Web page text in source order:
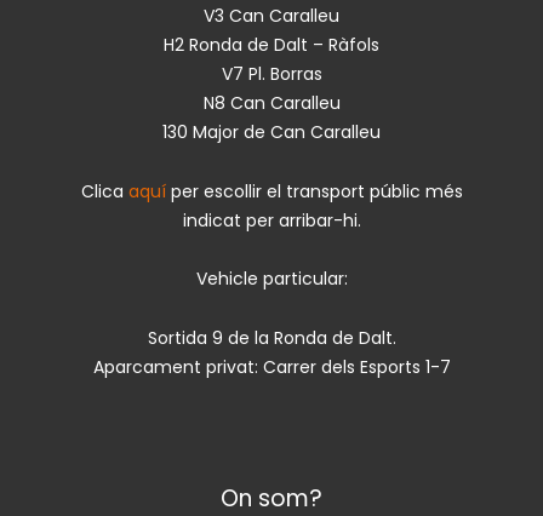
V3 Can Caralleu
H2 Ronda de Dalt – Ràfols
V7 Pl. Borras
N8 Can Caralleu
130 Major de Can Caralleu
Clica aquí per escollir el transport públic més
indicat per arribar-hi.
Vehicle particular:
Sortida 9 de la Ronda de Dalt.
Aparcament privat: Carrer dels Esports 1-7
On som?